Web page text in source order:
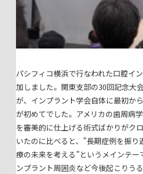
パシフィコ横浜で行なわれた口腔イ
加しました。関東支部の30回記念大
が、インプラント学会自体に最初か
が初めてでした。アメリカの歯周病
を審美的に仕上げる術式ばかりがク
いたのに比べると、”長期症例を振
療の未来を考える”というメインテー
ンプラント周囲炎など今後起こりう